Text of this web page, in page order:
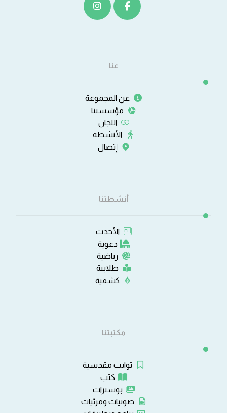
عنا
عن المجموعة
مؤسستنا
اللجان
الأنشطة
إتصال
أنشطتنا
الأحدث
دعوية
رياضية
طلابية
كشفية
مكتبتنا
ثوابت مقدسية
كتب
بوسترات
صوتيات ومرئيات